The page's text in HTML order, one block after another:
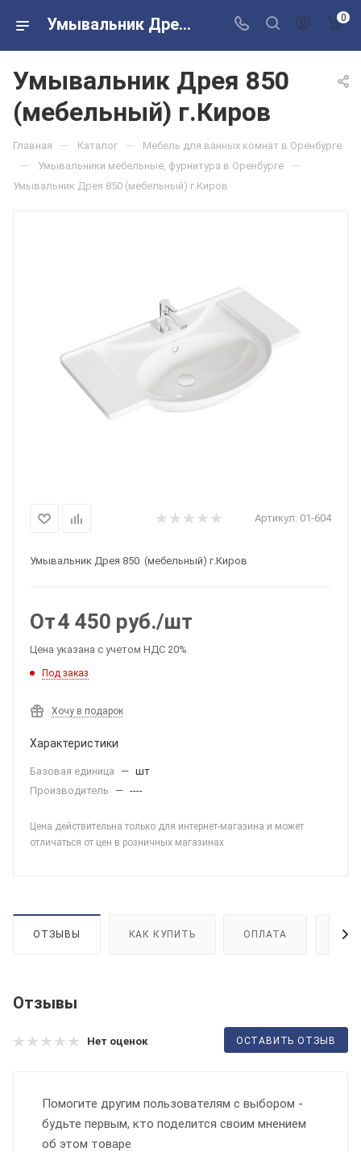
Умывальник Дрея 850 (мебельный) г.Киров в розничных магазинах Сантехторг 0
Умывальник Дрея 850
(мебельный) г.Киров
Главная — Каталог — Мебель для ванных комнат в Оренбурге
— Умывальники мебельные, фурнитура в Оренбурге —
Умывальник Дрея 850 (мебельный) г.Киров
Артикул: 01-604
Умывальник Дрея 850 (мебельный) г.Киров
От4 450 руб./шт
Цена указана с учетом НДС 20%
Под заказ
Хочу в подарок
Характеристики
Базовая единица — шт
Производитель
— ----
Цена действительна только для интернет-магазина и может
отличаться от цен в розничных магазинах
ОТЗЫВЫ КАК КУПИТЬ ОПЛАТА
Отзывы
Нет оценок ОСТАВИТЬ ОТЗЫВ
Помогите другим пользователям с выбором -
будьте первым, кто поделится своим мнением
об этом товаре